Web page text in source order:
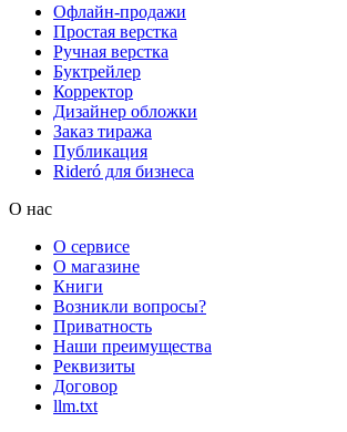
Офлайн-продажи
Простая верстка
Ручная верстка
Буктрейлер
Корректор
Дизайнер обложки
Заказ тиража
Публикация
Rideró для бизнеса
О нас
О сервисе
О магазине
Книги
Возникли вопросы?
Приватность
Наши преимущества
Реквизиты
Договор
llm.txt